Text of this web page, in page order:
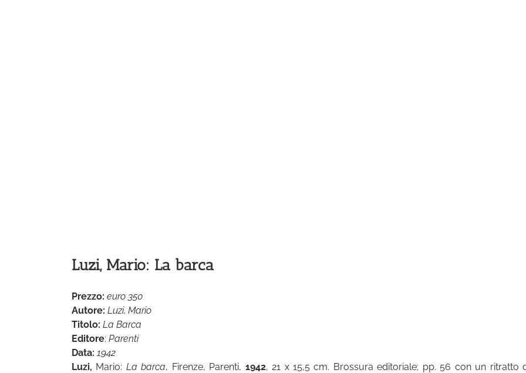
Luzi, Mario: La barca
Prezzo: euro 350
Autore: Luzi, Mario
Titolo: La Barca
Editore: Parenti
Data: 1942
Luzi, Mario: La barca, Firenze, Parenti, 1942, 21 x 15,5 cm. Brossura editoriale; pp. 56 con un ritratto